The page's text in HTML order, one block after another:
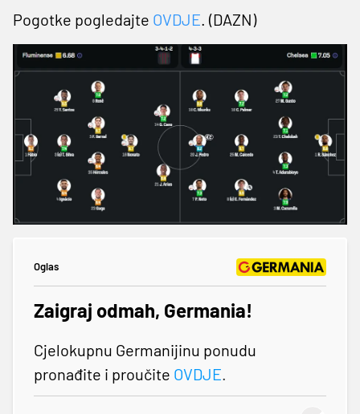
Pogotke pogledajte OVDJE. (DAZN)
Oglas
Zaigraj odmah, Germania!
Cjelokupnu Germanijinu ponudu
pronađite i proučite OVDJE